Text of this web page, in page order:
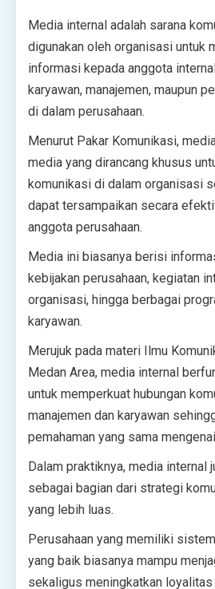
Media internal adalah sarana
digunakan oleh organisasi untuk
informasi kepada anggota
karyawan, manajemen, maupun
di dalam perusahaan.
Menurut Pakar Komunikasi,
media yang dirancang khusus
komunikasi di dalam organisasi
dapat tersampaikan secara
anggota perusahaan.
Media ini biasanya berisi
kebijakan perusahaan, kegiatan
organisasi, hingga berbagai
karyawan.
Merujuk pada materi Ilmu
Medan Area, media internal
untuk memperkuat hubungan
manajemen dan karyawan
pemahaman yang sama
Dalam praktiknya, media internal
sebagai bagian dari strategi
yang lebih luas.
Perusahaan yang memiliki
yang baik biasanya mampu
sekaligus meningkatkan loyalitas